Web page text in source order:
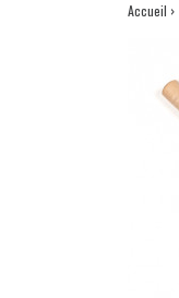
Accueil